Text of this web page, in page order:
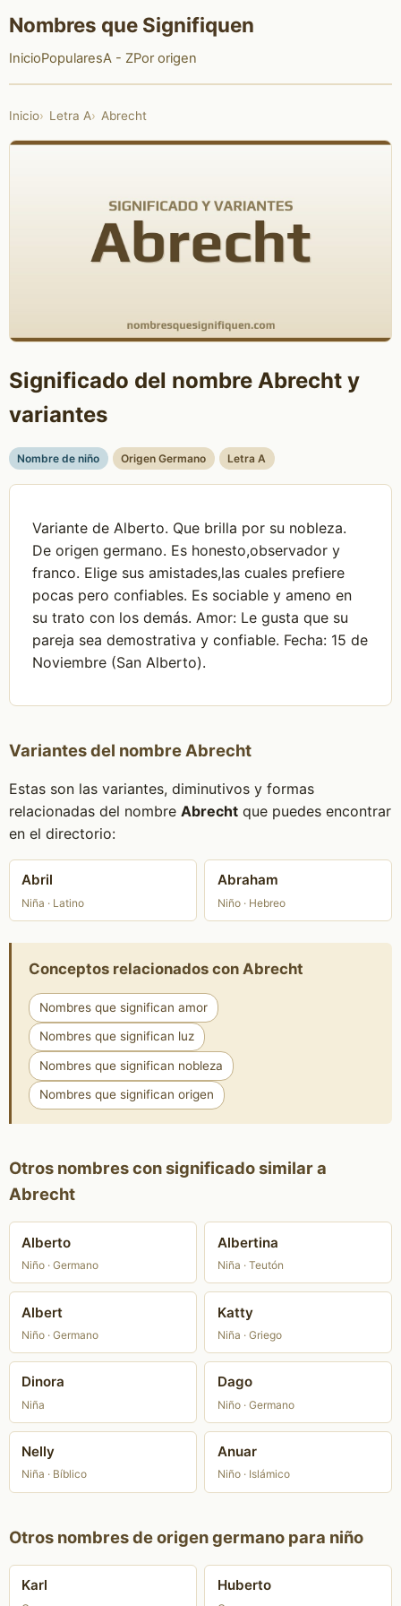
Nombres que Signifiquen
InicioPopularesA - ZPor origen
Inicio Letra A Abrecht
Significado del nombre Abrecht y
variantes
Nombre de niño Origen Germano Letra A
Variante de Alberto. Que brilla por su nobleza.
De origen germano. Es honesto,observador y
franco. Elige sus amistades,las cuales prefiere
pocas pero confiables. Es sociable y ameno en
su trato con los demás. Amor: Le gusta que su
pareja sea demostrativa y confiable. Fecha: 15 de
Noviembre (San Alberto).
Variantes del nombre Abrecht
Estas son las variantes, diminutivos y formas
relacionadas del nombre Abrechtque puedes encontrar
en el directorio:
Abril
Niña · Latino
Abraham
Niño · Hebreo
Conceptos relacionados con Abrecht
Nombres que significan amor
Nombres que significan luz
Nombres que significan nobleza
Nombres que significan origen
Otros nombres con significado similar a
Abrecht
Alberto
Niño · Germano
Albertina
Niña · Teutón
Albert
Niño · Germano
Katty
Niña · Griego
Dinora
Niña
Dago
Niño · Germano
Nelly
Niña · Bíblico
Anuar
Niño · Islámico
Otros nombres de origen germano para niño
Karl Huberto